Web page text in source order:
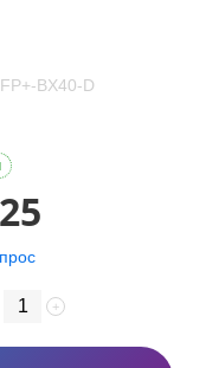
BX40-D
+